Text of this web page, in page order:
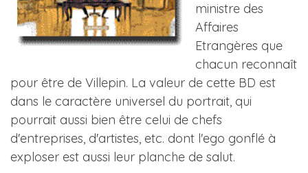
ministre des
Affaires
Etrangères que
chacun reconnaît
pour être de Villepin. La valeur de cette BD est
dans le caractère universel du portrait, qui
pourrait aussi bien être celui de chefs
d'entreprises, d'artistes, etc. dont l'ego gonflé à
exploser est aussi leur planche de salut.